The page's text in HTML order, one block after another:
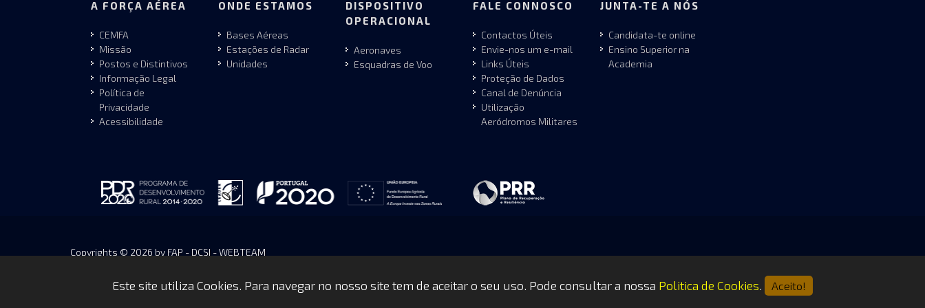
A FORÇA AÉREA
CEMFA
Missão
Postos e Distintivos
Informação Legal
Política de
Privacidade
Acessibilidade
ONDE ESTAMOS
Bases Aéreas
Estações de Radar
Unidades
DISPOSITIVO
OPERACIONAL
Aeronaves
Esquadras de Voo
FALE CONNOSCO
Contactos Úteis
Envie-nos um e-mail
Links Úteis
Proteção de Dados
Canal de Denúncia
Utilização
Aeródromos Militares
JUNTA-TE A NÓS
Candidata-te online
Ensino Superior na
Academia
Copyrights © 2026 by FAP - DCSI - WEBTEAM
Este site utiliza Cookies. Para navegar no nosso site tem de aceitar o seu uso. Pode consultar a nossa Politica de Cookies. Aceito!